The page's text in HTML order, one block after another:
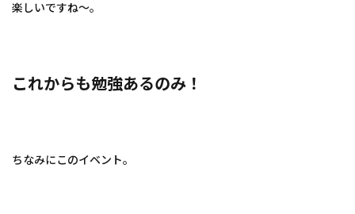
楽しいですね～。
これからも勉強あるのみ！
ちなみにこのイベント。